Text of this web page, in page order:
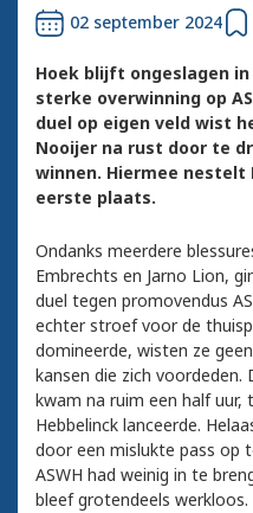
02 september 2024
Hoek blijft ongeslagen
sterke overwinning op
duel op eigen veld wist
Nooijer na rust door te
winnen. Hiermee nestelt
eerste plaats.
Ondanks meerdere
Embrechts en Jarno Lion,
duel tegen promovendus
echter stroef voor de
domineerde, wisten ze
kansen die zich
kwam na ruim een half uur,
Hebbelinck lanceerde.
door een mislukte pass op
ASWH had weinig in te
bleef grotendeels werkloos.